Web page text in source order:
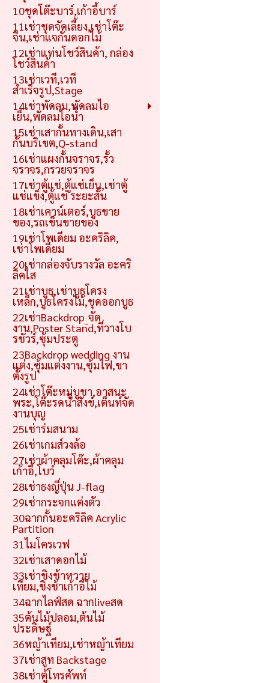
10ชุดโต๊ะบาร์,เก้าอี้บาร์
11เช่าชุดจัดเลี้ยง,เช่าโต๊ะ
จีน,เช่าแจกันดอกไม้
12เช่าแท่นโชว์สินค้า, กล่อง
โชว์สินค้า
13เช่าเวที,เวที
สำเร็จรูป,Stage
14เช่าพัดลม,พัดลมไอ
เย็น,พัดลมไอน้ำ
15เช่าเสากั้นทางเดิน,เสา
กั้นบริเขต,Q-stand
16เช่าแผงกั้นจราจร,รั้ว
จราจร,กรวยจราจร
17เช่าตู้แช่,ตู้แช่เย็น,เช่าตู้
แช่แข็ง,ตู้แช่ ระยะสั้น
18เช่าเคาน์เตอร์,บูธขาย
ของ,รถเข็นขายของ
19เช่าโพเดียม อะคริลิค,
เช่าโพเดียม
20เช่ากล่องจับรางวัล อะคริ
ลิคใส
21เช่าบูธ,เช่าบูธโครง
เหล็ก,บูธโครงไม้,ชุดออกบูธ
22เช่าBackdrop_จัด
งาน,Poster Stand,ที่วางโบ
รชัวร์,ซุ้มประตู
23Backdrop wedding งาน
แต่ง,ซุ้มแต่งงาน,ซุ้มไฟ,ขา
ตั้งรูป
24เช่าโต๊ะหมู่บูชา,อาสนะ
พระ,โต๊ะรดน้ำสังข์,เต็นท์จัด
งานบุญ
25เช่าร่มสนาม
26เช่าเกมส์วงล้อ
27เช่าผ้าคลุมโต๊ะ,ผ้าคลุม
เก้าอี้,โบว์
28เช่าธงญี่ปุ่น J-flag
29เช่ากระจกแต่งตัว
30ฉากกั้นอะคริลิค Acrylic
Partition
31ไมโครเวฟ
32เช่าเสาดอกไม้
33เช่าชิงช้าหวาย
เทียม,ชิงช้าเก้าอี้ไม้
34ฉากไลฟ์สด ฉากliveสด
35ต้นไม้ปลอม,ต้นไม้
ประดิษฐ์
36หญ้าเทียม,เช่าหญ้าเทียม
37เช่าสูท Backstage
38เช่าตู้โทรศัพท์